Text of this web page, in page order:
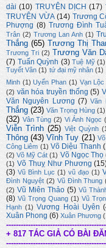
dài (10) TRUYỆN DỊCH (17)
TRUYỆN VỪA (14) Trương
Phượng (8) Trương Đình
Trân (2) Trương Lan Anh (1)
Thắng (65) Trương Thị
Trương Tri (2) Trương Văn
(7) Tuấn Quỳnh (3) Tuệ Mỹ (1)
Tuyết Vân (1) tứ đại mỹ nhân (1)
Minh (1) Uyển Phan (1) Vạn Lộc
(2) văn hóa truyền thống (5)
Văn Nguyên Lương (7) Văn
Thắng (23) Văn Trọng Hùng (1)
(32) Vân Tùng (2) Vi Ánh Ngọc
Viễn Trình (25) Việt Quỳnh
Thông (43) Vĩnh Tuy (21)
Công Liêm (1) Võ Diệu Thanh
(2) Võ Mỹ Cát (1) Võ Ngọc Thọ
(1) Võ Thuỵ Như Phương
(3) Vũ Bình Lục (1) vũ đạo (1)
Đình Nguyệt (2) Vũ Đình Thung
(2) Vũ Miên Thảo (5) Vũ
(8) Vũ Trọng Quang (1) Vũ
Hạnh (1) Vương Hoài Uyên
Xuân Phong (6) Xuân Phương
+ 817 TÁC GIẢ CÓ BÀI